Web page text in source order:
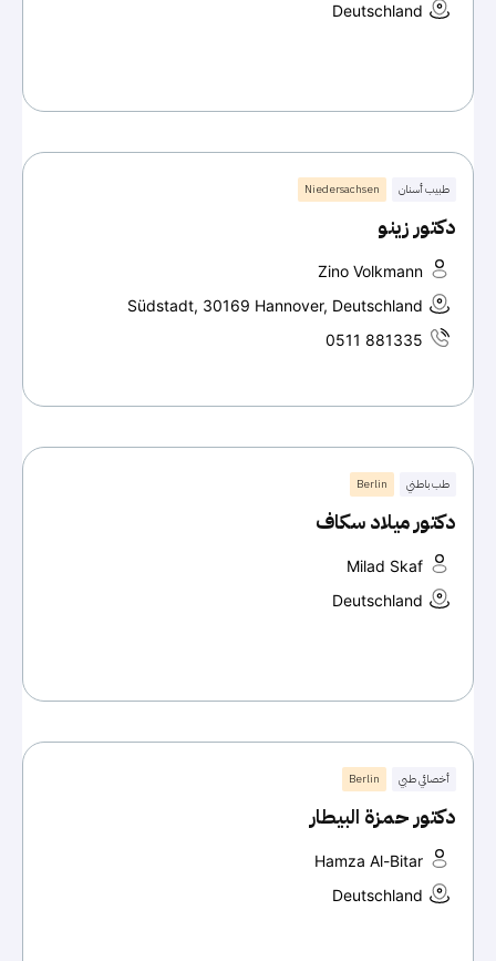
Deutschland
طبيب أسنان Niedersachsen
دكتور زينو
Zino Volkmann
Südstadt, 30169 Hannover, Deutschland
0511 881335
طب باطني Berlin
دكتور ميلاد سكاف
Milad Skaf
Deutschland
أخصائي طبي Berlin
دكتور حمزة البيطار
Hamza Al-Bitar
Deutschland